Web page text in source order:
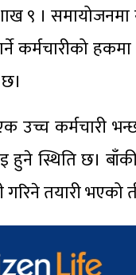
९ । समायोजनमा
कर्मचारीको
उच्च कर्मचारी
हुने स्थिति छ।
तयारी भएको